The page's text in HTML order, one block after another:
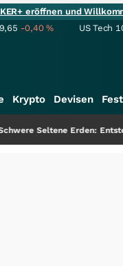
eröffnen und
-0,40% US Tech
Krypto Devisen
Erden: Entsteht hier die